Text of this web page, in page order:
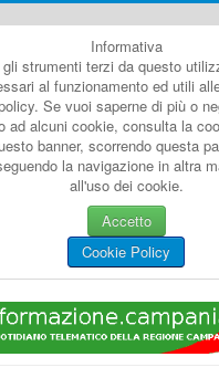
Informativa
strumenti terzi da questo
al funzionamento ed utili
Se vuoi saperne di più o
ad alcuni cookie, consulta la
banner, scorrendo questa
la navigazione in altra
all'uso dei cookie.
Accetto
Cookie Policy